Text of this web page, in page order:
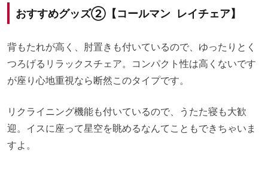
おすすめグッズ②【コールマン レイチェア】
背もたれが高く、肘置きも付いているので、ゆったりとく
つろげるリラックスチェア。コンパクト性は高くないです
が座り心地重視なら断然このタイプです。
リクライニング機能も付いているので、うたた寝も大歓
迎。イスに座って星空を眺めるなんてこともできちゃいま
すよ。